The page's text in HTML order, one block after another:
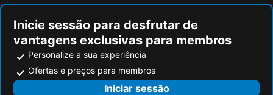
Inicie sessão para desfrutar de
vantagens exclusivas para membros
Personalize a sua experiência
Ofertas e preços para membros
Iniciar sessão